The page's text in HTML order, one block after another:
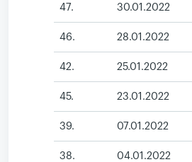
47. 30.01.2022
46. 28.01.2022
42. 25.01.2022
45. 23.01.2022
39. 07.01.2022
38. 04.01.2022